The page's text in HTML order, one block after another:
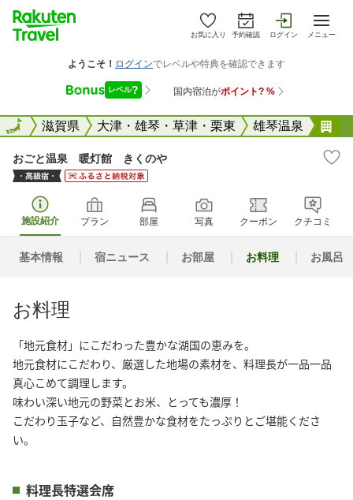
お気に入り 予約確認 ログイン メニュー
全国滋賀県 大津・雄琴・草津・栗東 雄琴温泉
全国
おごと温泉 暖灯館 きくのや
施設紹介 プラン 部屋 写真 クーポン クチコミ
基本情報 宿ニュース お部屋 お料理 お風呂
お料理
「地元食材」にこだわった豊かな湖国の恵みを。
地元食材にこだわり、厳選した地場の素材を、料理長が一品一品
真心こめて調理します。
味わい深い地元の野菜とお米、とっても濃厚！
こだわり玉子など、自然豊かな食材をたっぷりとご堪能くださ
い。
料理長特選会席